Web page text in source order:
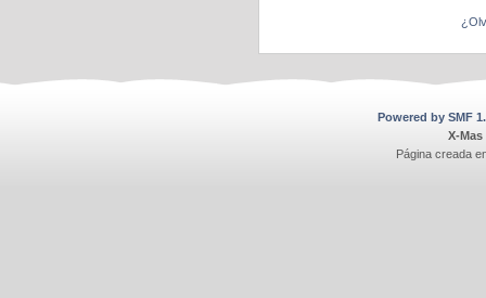
Powered by SMF
X-Mas
Página creada